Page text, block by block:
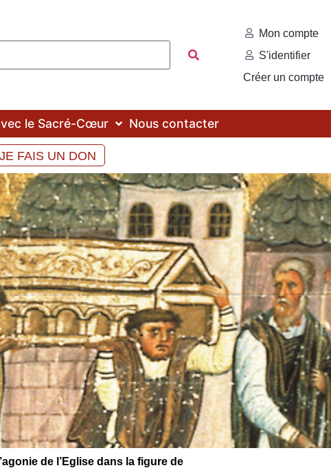
Mon compte
S'identifier
Créer un compte
le Sacré-Cœur Nous contacter
FAIS UN DON
de l’Eglise dans la figure de